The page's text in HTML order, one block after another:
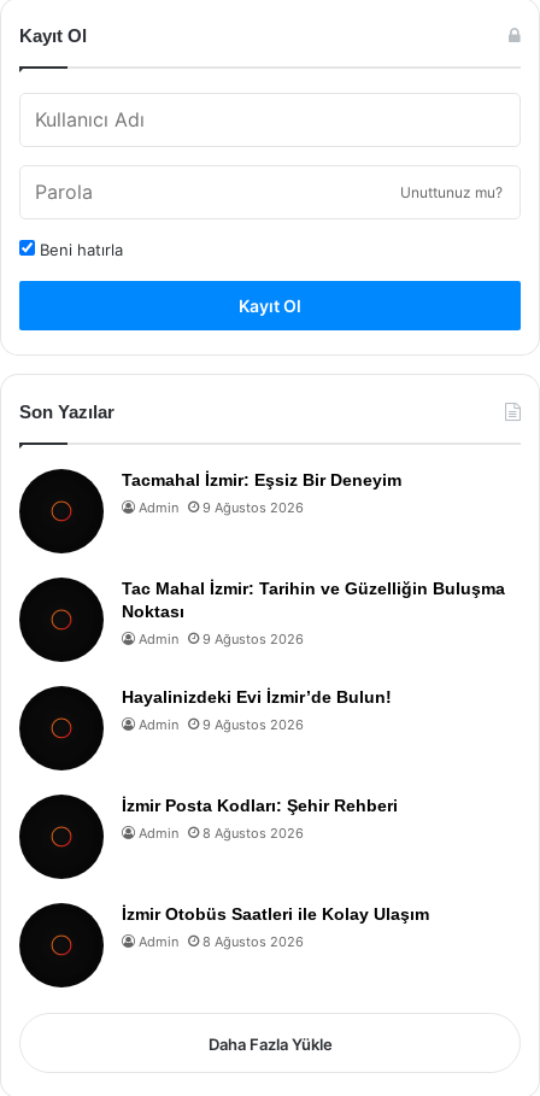
Kayıt Ol
Unuttunuz mu?
Beni hatırla
Kayıt Ol
Son Yazılar
Tacmahal İzmir: Eşsiz Bir Deneyim
Admin 9 Ağustos 2026
Tac Mahal İzmir: Tarihin ve Güzelliğin Buluşma
Noktası
Admin 9 Ağustos 2026
Hayalinizdeki Evi İzmir’de Bulun!
Admin 9 Ağustos 2026
İzmir Posta Kodları: Şehir Rehberi
Admin 8 Ağustos 2026
İzmir Otobüs Saatleri ile Kolay Ulaşım
Admin 8 Ağustos 2026
Daha Fazla Yükle